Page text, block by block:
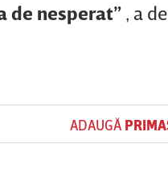
de nesperat” , a
ADAUGĂ